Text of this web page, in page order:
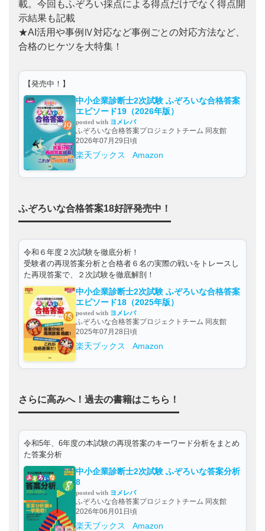
載。今回もふぞろい採点による得点だけでなく得点開
示結果も記載
★AI活用や事例Ⅳ対応など事例ごとの対応方法など、
合格のヒケツを大特集！
【発売中！】
中小企業診断士2次試験 ふぞろいな合格答案
エピソード19（2026年版）
posted with ヨメレバ
ふぞろいな合格答案プロジェクトチーム 同友館
2026年07月29日頃
楽天ブックス Amazon
ふぞろいな合格答案18好評発売中！
令和６年度２次試験を徹底分析！
受験者の再現答案分析と合格者６名の実際の戦いをトレースし
た再現答案で、２次試験を徹底解剖！
中小企業診断士2次試験 ふぞろいな合格答案
エピソード18（2025年版）
posted with ヨメレバ
ふぞろいな合格答案プロジェクトチーム 同友館
2025年07月28日頃
楽天ブックス Amazon
さらに高みへ！過去の書籍はこちら！
令和5年、6年度の本試験の再現答案のキーワード分析をまとめ
た答案分析
中小企業診断士2次試験 ふぞろいな答案分析
8
posted with ヨメレバ
ふぞろいな合格答案プロジェクトチーム 同友館
2026年06月01日頃
楽天ブックス Amazon